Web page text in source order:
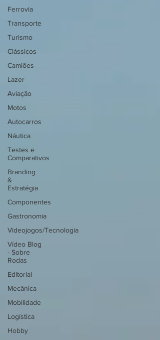
Ferrovia
Transporte
Turismo
Clássicos
Camiões
Lazer
Aviação
Motos
Autocarros
Náutica
Testes e
Comparativos
Branding
&
Estratégia
Componentes
Gastronomia
Videojogos/Tecnologia
Vídeo Blog
- Sobre
Rodas
Editorial
Mecânica
Mobilidade
Logística
Hobby